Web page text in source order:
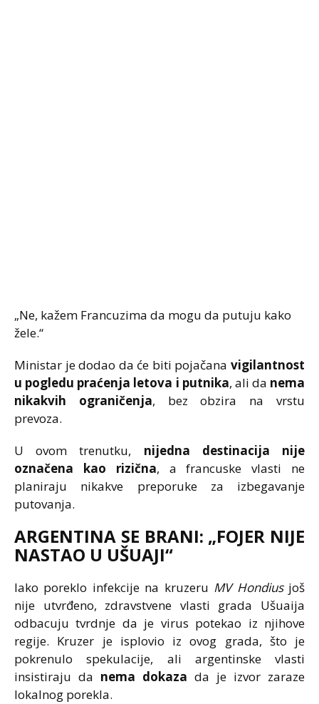
„Ne, kažem Francuzima da mogu da putuju kako
žele.“
Ministar je dodao da će biti pojačana vigilantnost
u pogledu praćenja letova i putnika, ali da nema
nikakvih ograničenja, bez obzira na vrstu
prevoza.
U ovom trenutku, nijedna destinacija nije
označena kao rizična, a francuske vlasti ne
planiraju nikakve preporuke za izbegavanje
putovanja.
ARGENTINA SE BRANI: „FOJER NIJE
NASTAO U UŠUAJI“
Iako poreklo infekcije na kruzeru MV Hondiusjoš
nije utvrđeno, zdravstvene vlasti grada Ušuaija
odbacuju tvrdnje da je virus potekao iz njihove
regije. Kruzer je isplovio iz ovog grada, što je
pokrenulo spekulacije, ali argentinske vlasti
insistiraju da nema dokaza da je izvor zaraze
lokalnog porekla.